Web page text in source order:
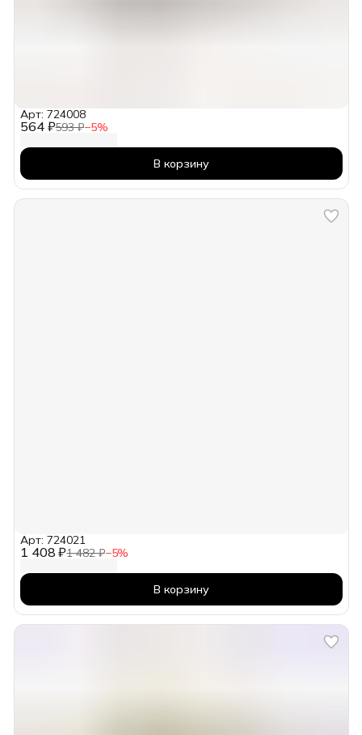
564 ₽593 ₽−5%
Арт: 724008
В корзину
1 408 ₽1 482 ₽−5%
Арт: 724021
В корзину